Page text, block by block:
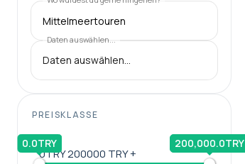
Mittelmeertouren
Daten auswählen...
PREISKLASSE
0TRY200000 TRY +
0.0TRY 200,000.0TRY